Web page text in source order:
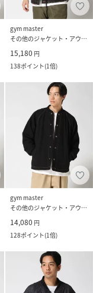
gym master
その他のジャケット・アウター
15,180 円
138ポイント(1倍)
gym master
その他のジャケット・アウター
14,080 円
128ポイント(1倍)